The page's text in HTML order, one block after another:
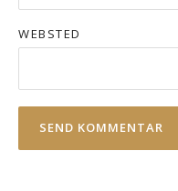
WEBSTED